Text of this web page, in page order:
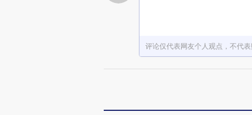
评论仅代表网友个人观点，不代